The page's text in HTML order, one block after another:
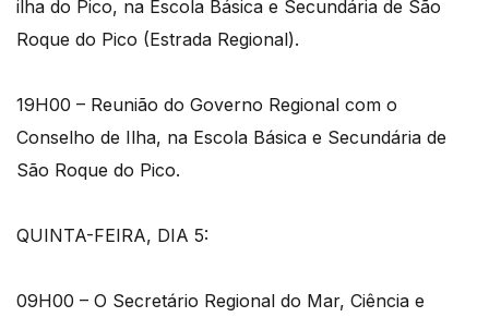
ilha do Pico, na Escola Básica e Secundária de São
Roque do Pico (Estrada Regional).
19H00 – Reunião do Governo Regional com o
Conselho de Ilha, na Escola Básica e Secundária de
São Roque do Pico.
QUINTA-FEIRA, DIA 5:
09H00 – O Secretário Regional do Mar, Ciência e